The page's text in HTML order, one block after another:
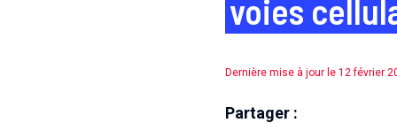
voies
Dernière mise à jour le 12 février
Partager :